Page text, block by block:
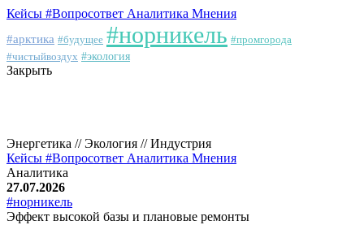
Кейсы #Вопросответ Аналитика Мнения
#арктика #будущее #норникель #промгорода
#чистыйвоздух #экология
Закрыть
Энергетика // Экология // Индустрия
Кейсы #Вопросответ Аналитика Мнения
Аналитика
27.07.2026
#норникель
Эффект высокой базы и плановые ремонты